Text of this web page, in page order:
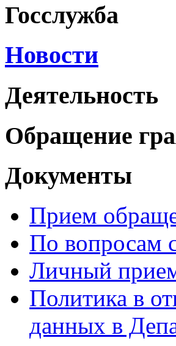
Госслужба
Новости
Деятельность
Обращение
Документы
Прием
По вопросам
Личный
Политика в
данных в